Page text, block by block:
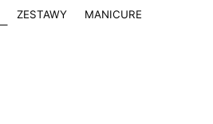
ZESTAWY MANICURE